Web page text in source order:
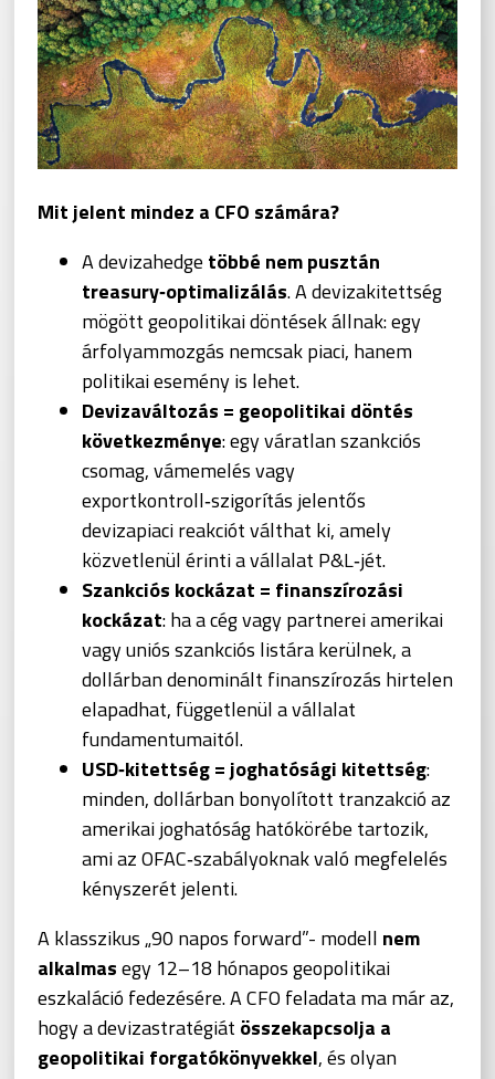
Mit jelent mindez a CFO számára?
A devizahedge többé nem pusztán
treasury‑optimalizálás. A devizakitettség
mögött geopolitikai döntések állnak: egy
árfolyammozgás nemcsak piaci, hanem
politikai esemény is lehet.
Devizaváltozás = geopolitikai döntés
következménye: egy váratlan szankciós
csomag, vámemelés vagy
exportkontroll‑szigorítás jelentős
devizapiaci reakciót válthat ki, amely
közvetlenül érinti a vállalat P&L‑jét.
Szankciós kockázat = finanszírozási
kockázat: ha a cég vagy partnerei amerikai
vagy uniós szankciós listára kerülnek, a
dollárban denominált finanszírozás hirtelen
elapadhat, függetlenül a vállalat
fundamentumaitól.
USD‑kitettség = joghatósági kitettség:
minden, dollárban bonyolított tranzakció az
amerikai joghatóság hatókörébe tartozik,
ami az OFAC‑szabályoknak való megfelelés
kényszerét jelenti.
A klasszikus „90 napos forward”- modell nem
alkalmasegy 12–18 hónapos geopolitikai
eszkaláció fedezésére. A CFO feladata ma már az,
hogy a devizastratégiát összekapcsolja a
geopolitikai forgatókönyvekkel, és olyan